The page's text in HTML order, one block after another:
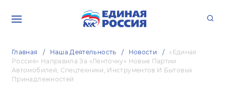
Главная Наша Деятельность Новости
«Единая
Россия» Направила За «ленточку» Новые Партии
Автомобилей, Спецтехники, Инструментов И Бытовых
Принадлежностей